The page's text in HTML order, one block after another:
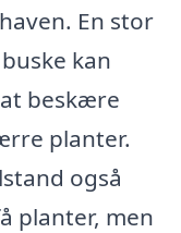
En stor
kan
beskære
planter.
også
planter, men